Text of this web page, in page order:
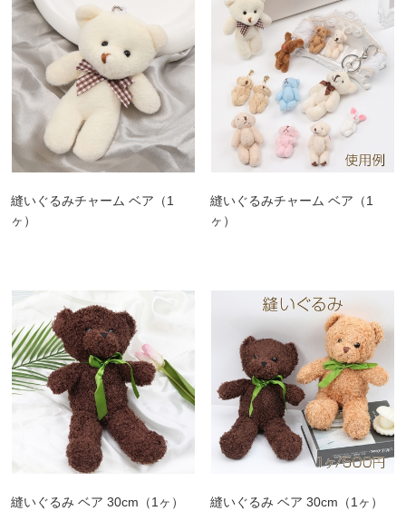
縫いぐるみチャーム ベア（1
ヶ）
縫いぐるみチャーム ベア（1
ヶ）
縫いぐるみ ベア 30cm（1ヶ） 縫いぐるみ ベア 30cm（1ヶ）